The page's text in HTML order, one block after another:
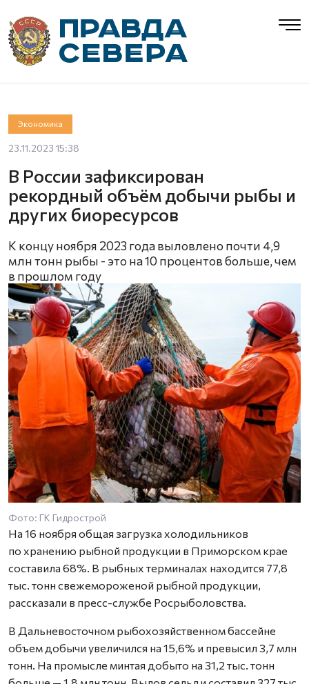
Экономика
23.11.2023 15:38
В России зафиксирован
рекордный объём добычи рыбы и
других биоресурсов
К концу ноября 2023 года выловлено почти 4,9
млн тонн рыбы - это на 10 процентов больше, чем
в прошлом году
Фото: ГК Гидрострой
На 16 ноября общая загрузка холодильников
по хранению рыбной продукции в Приморском крае
составила 68%. В рыбных терминалах находится 77,8
тыс. тонн свежемороженой рыбной продукции,
рассказали в пресс-службе Росрыболовства.
В Дальневосточном рыбохозяйственном бассейне
объем добычи увеличился на 15,6% и превысил 3,7 млн
тонн. На промысле минтая добыто на 31,2 тыс. тонн